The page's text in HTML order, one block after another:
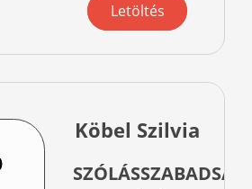
Letöltés
Köbel Szilvia
SZÓLÁSSZABADSÁG